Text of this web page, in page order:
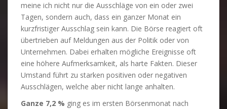
meine ich nicht nur die Ausschläge von ein oder zwei
Tagen, sondern auch, dass ein ganzer Monat ein
kurzfristiger Ausschlag sein kann. Die Börse reagiert oft
übertrieben auf Meldungen aus der Politik oder von
Unternehmen. Dabei erhalten mögliche Ereignisse oft
eine höhere Aufmerksamkeit, als harte Fakten. Dieser
Umstand führt zu starken positiven oder negativen
Ausschlägen, welche aber nicht lange anhalten.
Ganze 7,2 % ging es im ersten Börsenmonat nach